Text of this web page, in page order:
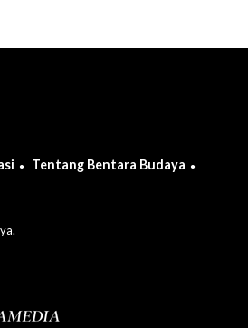
Tentang Bentara Budaya